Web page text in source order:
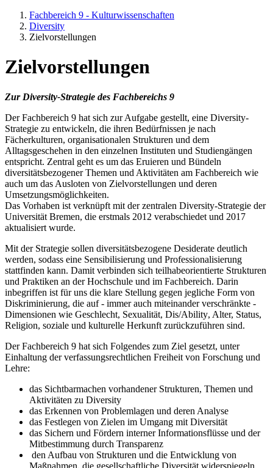
Fachbereich 9 - Kulturwissenschaften
Diversity
Zielvorstellungen
Zielvorstellungen
Zur Diversity-Strategie des Fachbereichs 9
Der Fachbereich 9 hat sich zur Aufgabe gestellt, eine Diversity-
Strategie zu entwickeln, die ihren Bedürfnissen je nach
Fächerkulturen, organisationalen Strukturen und dem
Alltagsgeschehen in den einzelnen Instituten und Studiengängen
entspricht. Zentral geht es um das Eruieren und Bündeln
diversitätsbezogener Themen und Aktivitäten am Fachbereich wie
auch um das Ausloten von Zielvorstellungen und deren
Umsetzungsmöglichkeiten.
Das Vorhaben ist verknüpft mit der zentralen Diversity-Strategie der
Universität Bremen, die erstmals 2012 verabschiedet und 2017
aktualisiert wurde.
Mit der Strategie sollen diversitätsbezogene Desiderate deutlich
werden, sodass eine Sensibilisierung und Professionalisierung
stattfinden kann. Damit verbinden sich teilhabeorientierte Strukturen
und Praktiken an der Hochschule und im Fachbereich. Darin
inbegriffen ist für uns die klare Stellung gegen jegliche Form von
Diskriminierung, die auf - immer auch miteinander verschränkte -
Dimensionen wie Geschlecht, Sexualität, Dis/Ability, Alter, Status,
Religion, soziale und kulturelle Herkunft zurückzuführen sind.
Der Fachbereich 9 hat sich Folgendes zum Ziel gesetzt, unter
Einhaltung der verfassungsrechtlichen Freiheit von Forschung und
Lehre:
das Sichtbarmachen vorhandener Strukturen, Themen und
Aktivitäten zu Diversity
das Erkennen von Problemlagen und deren Analyse
das Festlegen von Zielen im Umgang mit Diversität
das Sichern und Fördern interner Informationsflüsse und der
Mitbestimmung durch Transparenz
den Aufbau von Strukturen und die Entwicklung von
Maßnahmen, die gesellschaftliche Diversität widerspiegeln